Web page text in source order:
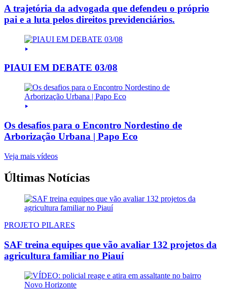
A trajetória da advogada que defendeu o próprio
pai e a luta pelos direitos previdenciários.
PIAUI EM DEBATE 03/08
Os desafios para o Encontro Nordestino de
Arborização Urbana | Papo Eco
Veja mais vídeos
Últimas Notícias
PROJETO PILARES
SAF treina equipes que vão avaliar 132 projetos da
agricultura familiar no Piauí